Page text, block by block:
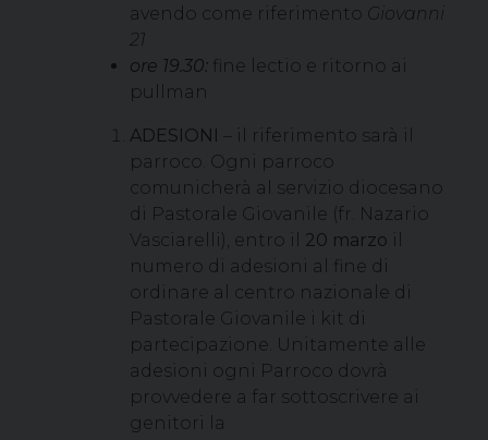
avendo come riferimento Giovanni
21
ore 19.30: fine lectio e ritorno ai
pullman
ADESIONI – il riferimento sarà il
parroco. Ogni parroco
comunicherà al servizio diocesano
di Pastorale Giovanile (fr. Nazario
Vasciarelli), entro il
20 marzo il
numero di adesioni al fine di
ordinare al centro nazionale di
Pastorale Giovanile i kit di
partecipazione. Unitamente alle
adesioni ogni Parroco dovrà
provvedere a far sottoscrivere ai
genitori la